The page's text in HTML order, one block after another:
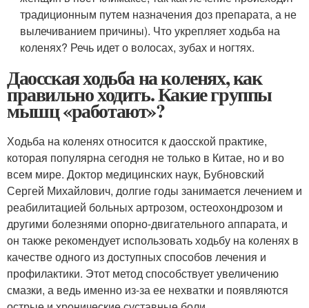
традиционным путем назначения доз препарата, а не
вылечиванием причины). Что укрепляет ходьба на
коленях? Речь идет о волосах, зубах и ногтях.
Даосская ходьба на коленях, как
правильно ходить. Какие группы
мышц «работают»?
Ходьба на коленях относится к даосской практике,
которая популярна сегодня не только в Китае, но и во
всем мире. Доктор медицинских наук, Бубновский
Сергей Михайлович, долгие годы занимается лечением и
реабилитацией больных артрозом, остеохондрозом и
другими болезнями опорно-двигательного аппарата, и
он также рекомендует использовать ходьбу на коленях в
качестве одного из доступных способов лечения и
профилактики. Этот метод способствует увеличению
смазки, а ведь именно из-за ее нехватки и появляются